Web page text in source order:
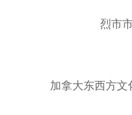
烈市
加拿大东西方